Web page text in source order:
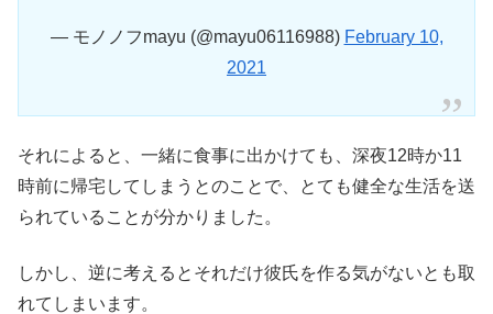
— モノノフmayu (@mayu06116988) February 10,
2021
それによると、一緒に食事に出かけても、深夜12時か11
時前に帰宅してしまうとのことで、とても健全な生活を送
られていることが分かりました。
しかし、逆に考えるとそれだけ彼氏を作る気がないとも取
れてしまいます。